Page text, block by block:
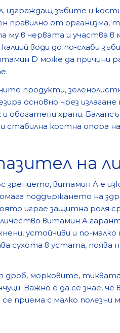
изграждащ зъбите и
правилно от организма,
му в червата и участва
води до по-слаби
D може да причини
продукти,
основно чрез излагане
обогатени храни.
стабилна костна опора
на
зрението, витамин A е
поддържането на
играе защитна роля
витамин A
устойчиви и по-малко
сухота в устата, поява
дроб, морковите,
Важно е да се знае,
приема с малко полезни